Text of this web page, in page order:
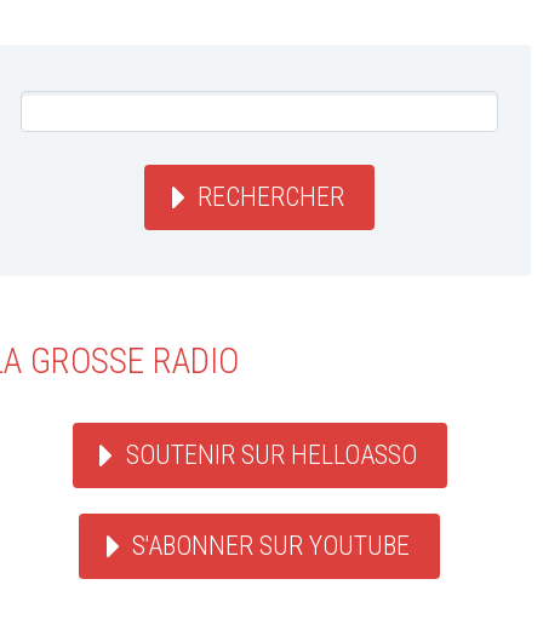
RECHERCHER
GROSSE RADIO
SOUTENIR SUR HELLOASSO
S'ABONNER SUR YOUTUBE